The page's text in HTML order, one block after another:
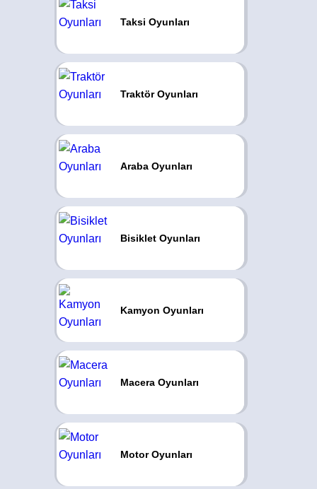
Taksi Oyunları
Traktör Oyunları
Araba Oyunları
Bisiklet Oyunları
Kamyon Oyunları
Macera Oyunları
Motor Oyunları